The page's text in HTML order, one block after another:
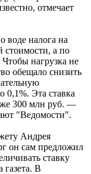
отмечает
воде налога на
стоимости, а по
нагрузка не
обещало снизить
Эта ставка
300 млн руб. —
"Ведомости".
Андрея
он сам предложил
ставку
газета. В